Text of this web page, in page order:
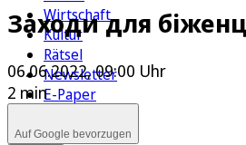
Wirtschaft
Kultur
Rätsel
Newsletter
E-Paper
Заходи для
06.06.2022, 09:00 Uhr
2 min
Auf Google bevorzugen